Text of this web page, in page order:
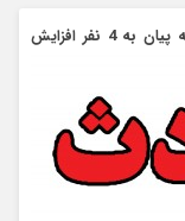
تعداد جان‌باختگان حادثه رانندگی در جاده ایذه به پیان به 4 نفر افزایش